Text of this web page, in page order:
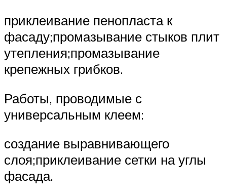
приклеивание пенопласта к
фасаду;промазывание стыков плит
утепления;промазывание
крепежных грибков.
Работы, проводимые с
универсальным клеем:
создание выравнивающего
слоя;приклеивание сетки на углы
фасада.